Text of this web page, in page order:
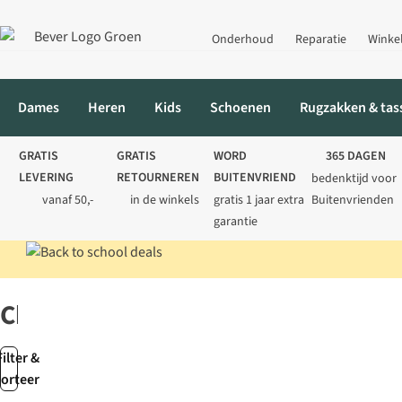
Onderhoud Reparatie
Dames Heren Kids Schoenen Rugzakken &
GRATIS
LEVERING
vanaf 50,-
GRATIS
RETOURNEREN
in de winkels
WORD
BUITENVRIEND
gratis 1 jaar extra
garantie
365 DAGEN
bedenktijd voor
Buitenvrienden
&
Chimpanzee